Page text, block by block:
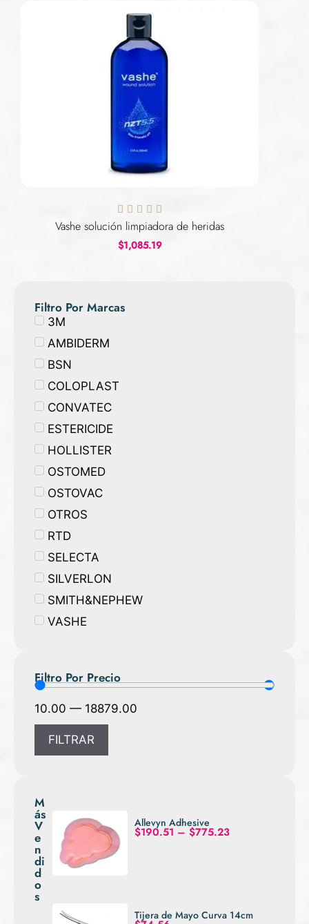
Filtro Por Marcas
3M
AMBIDERM
BSN
COLOPLAST
CONVATEC
ESTERICIDE
HOLLISTER
OSTOMED
OSTOVAC
OTROS
RTD
SELECTA
SILVERLON
SMITH&NEPHEW
VASHE
Filtro Por Precio
10.00 — 18879.00
FILTRAR
M
ás
V
e
n
di
d
o
s
Allevyn Adhesive
$190.51 –$775.23
Tijera de Mayo Curva 14cm
    
Vashe solución limpiadora de heridas
$1,085.19